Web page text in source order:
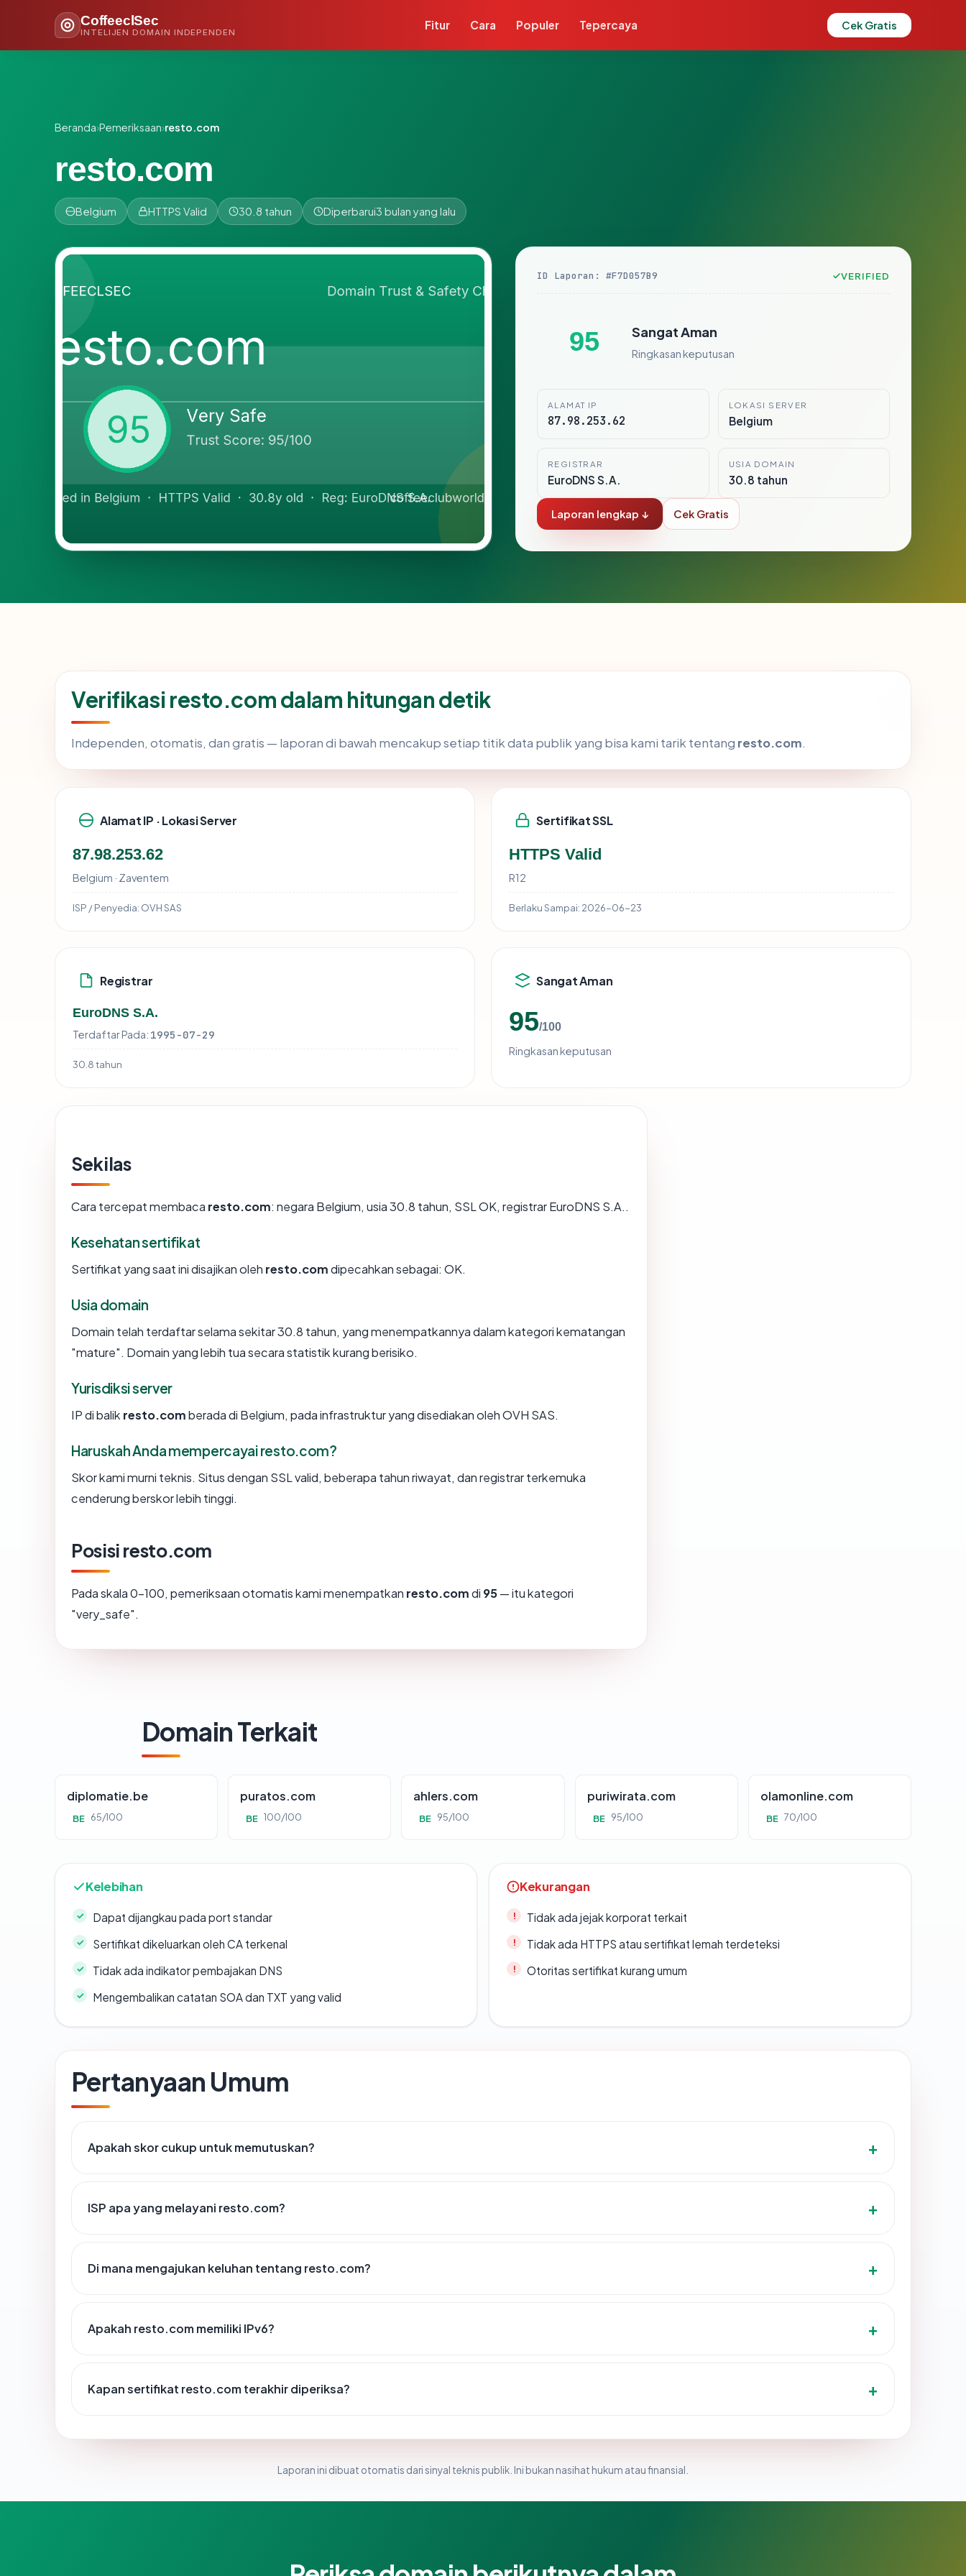
CoffeeclSec
INTELIJEN DOMAIN INDEPENDEN
Fitur Cara Populer Tepercaya Cek Gratis
Beranda›Pemeriksaan›resto.com
resto.com
Belgium HTTPS Valid 30.8 tahun Diperbarui3 bulan yang lalu
ID Laporan: #F7D057B9 VERIFIED
95 Sangat Aman
Ringkasan keputusan
ALAMAT IP
87.98.253.62
LOKASI SERVER
Belgium
REGISTRAR
EuroDNS S.A.
USIA DOMAIN
30.8 tahun
Laporan lengkap ↓ Cek Gratis
Verifikasi resto.com dalam hitungan detik
Independen, otomatis, dan gratis — laporan di bawah mencakup setiap titik data publik yang bisa kami tarik tentang resto.com.
Alamat IP · Lokasi Server
87.98.253.62
Belgium · Zaventem
ISP / Penyedia: OVH SAS
Sertifikat SSL
HTTPS Valid
R12
Berlaku Sampai: 2026-06-23
Registrar
EuroDNS S.A.
Terdaftar Pada: 1995-07-29
30.8 tahun
Sangat Aman
95/100
Ringkasan keputusan
Sekilas
Cara tercepat membaca resto.com: negara Belgium, usia 30.8 tahun, SSL OK, registrar EuroDNS S.A..
Kesehatan sertifikat
Sertifikat yang saat ini disajikan oleh resto.comdipecahkan sebagai: OK.
Usia domain
Domain telah terdaftar selama sekitar 30.8 tahun, yang menempatkannya dalam kategori kematangan
"mature". Domain yang lebih tua secara statistik kurang berisiko.
Yurisdiksi server
IP di balik resto.comberada di Belgium, pada infrastruktur yang disediakan oleh OVH SAS.
Haruskah Anda mempercayai resto.com?
Skor kami murni teknis. Situs dengan SSL valid, beberapa tahun riwayat, dan registrar terkemuka
cenderung berskor lebih tinggi.
Posisi resto.com
Pada skala 0-100, pemeriksaan otomatis kami menempatkan resto.comdi 95— itu kategori
"very_safe".
Domain Terkait
diplomatie.be
BE 65/100
puratos.com
BE 100/100
ahlers.com
BE 95/100
puriwirata.com
BE 95/100
olamonline.com
BE 70/100
Kelebihan
Dapat dijangkau pada port standar
Sertifikat dikeluarkan oleh CA terkenal
Tidak ada indikator pembajakan DNS
Mengembalikan catatan SOA dan TXT yang valid
Kekurangan
Tidak ada jejak korporat terkait
Tidak ada HTTPS atau sertifikat lemah terdeteksi
Otoritas sertifikat kurang umum
Pertanyaan Umum
Apakah skor cukup untuk memutuskan?
ISP apa yang melayani resto.com?
Di mana mengajukan keluhan tentang resto.com?
Apakah resto.com memiliki IPv6?
Kapan sertifikat resto.com terakhir diperiksa?
Laporan ini dibuat otomatis dari sinyal teknis publik. Ini bukan nasihat hukum atau finansial.